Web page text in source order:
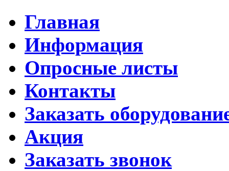
Главная
Информация
Опросные листы
Контакты
Заказать
Акция
Заказать звонок